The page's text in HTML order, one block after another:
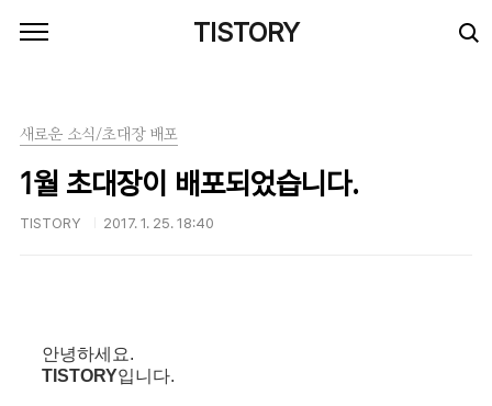
TISTORY
새로운 소식/초대장 배포
1월 초대장이 배포되었습니다.
TISTORY 2017. 1. 25. 18:40
안녕하세요.
TISTORY입니다.